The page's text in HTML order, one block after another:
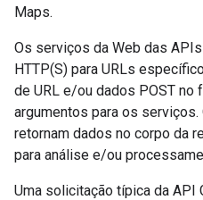
Maps.
Os serviços da Web das
HTTP(S) para URLs
de URL e/ou dados POST no
argumentos para os
retornam dados no corpo da
para análise e/ou
Uma solicitação típica da API